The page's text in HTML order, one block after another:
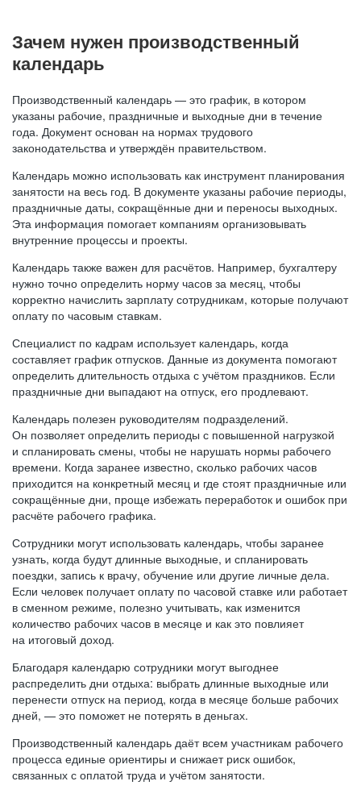
Зачем нужен производственный
календарь
Производственный календарь — это график, в котором
указаны рабочие, праздничные и выходные дни в течение
года. Документ основан на нормах трудового
законодательства и утверждён правительством.
Календарь можно использовать как инструмент планирования
занятости на весь год. В документе указаны рабочие периоды,
праздничные даты, сокращённые дни и переносы выходных.
Эта информация помогает компаниям организовывать
внутренние процессы и проекты.
Календарь также важен для расчётов. Например, бухгалтеру
нужно точно определить норму часов за месяц, чтобы
корректно начислить зарплату сотрудникам, которые получают
оплату по часовым ставкам.
Специалист по кадрам использует календарь, когда
составляет график отпусков. Данные из документа помогают
определить длительность отдыха с учётом праздников. Если
праздничные дни выпадают на отпуск, его продлевают.
Календарь полезен руководителям подразделений.
Он позволяет определить периоды с повышенной нагрузкой
и спланировать смены, чтобы не нарушать нормы рабочего
времени. Когда заранее известно, сколько рабочих часов
приходится на конкретный месяц и где стоят праздничные или
сокращённые дни, проще избежать переработок и ошибок при
расчёте рабочего графика.
Сотрудники могут использовать календарь, чтобы заранее
узнать, когда будут длинные выходные, и спланировать
поездки, запись к врачу, обучение или другие личные дела.
Если человек получает оплату по часовой ставке или работает
в сменном режиме, полезно учитывать, как изменится
количество рабочих часов в месяце и как это повлияет
на итоговый доход.
Благодаря календарю сотрудники могут выгоднее
распределить дни отдыха: выбрать длинные выходные или
перенести отпуск на период, когда в месяце больше рабочих
дней, — это поможет не потерять в деньгах.
Производственный календарь даёт всем участникам рабочего
процесса единые ориентиры и снижает риск ошибок,
связанных с оплатой труда и учётом занятости.